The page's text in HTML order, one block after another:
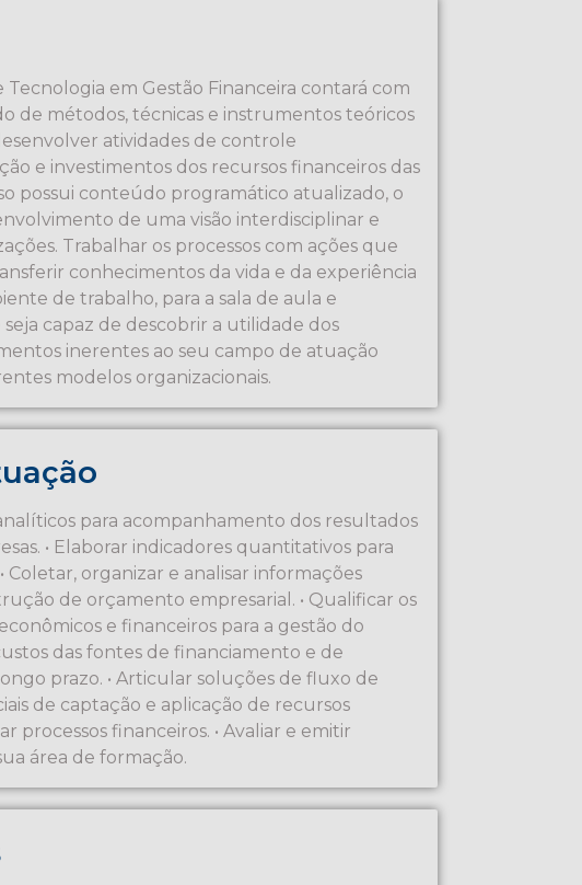
em Gestão Financeira contará com
de métodos, técnicas e instrumentos teóricos
atividades de controle
e investimentos dos recursos financeiros das
possui conteúdo programático atualizado, o
de uma visão interdisciplinar e
Trabalhar os processos com ações que
conhecimentos da vida e da experiência
de trabalho, para a sala de aula e
capaz de descobrir a utilidade dos
inerentes ao seu campo de atuação
modelos organizacionais.
para acompanhamento dos resultados
• Elaborar indicadores quantitativos para
Coletar, organizar e analisar informações
de orçamento empresarial. • Qualificar os
e financeiros para a gestão do
das fontes de financiamento e de
prazo. • Articular soluções de fluxo de
de captação e aplicação de recursos
processos financeiros. • Avaliar e emitir
área de formação.